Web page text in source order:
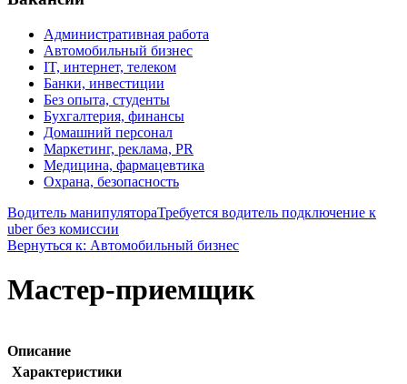
Административная работа
Автомобильный бизнес
IT, интернет, телеком
Банки, инвестиции
Без опыта, студенты
Бухгалтерия, финансы
Домашний персонал
Маркетинг, реклама, PR
Медицина, фармацевтика
Охрана, безопасность
Водитель манипулятораТребуется водитель подключение к
uber без комиссии
Вернуться к: Автомобильный бизнес
Мастер-приемщик
Описание
Характеристики